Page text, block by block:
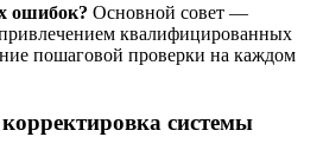
ошибок? Основной совет —
квалифицированных
пошаговой проверки на каждом
системы